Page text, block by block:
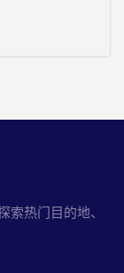
热门目的地、